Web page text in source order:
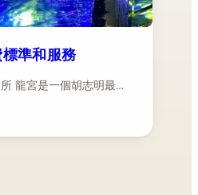
準和服務
龍宮是一個胡志明最…